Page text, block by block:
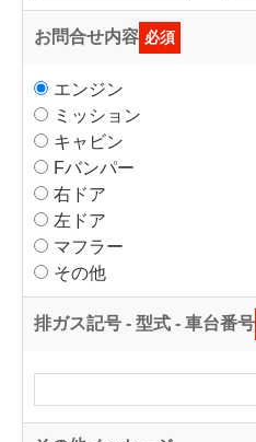
お問合せ内容 必須
エンジン
ミッション
キャビン
Fバンパー
右ドア
左ドア
マフラー
その他
排ガス記号 - 型式 - 車台番号